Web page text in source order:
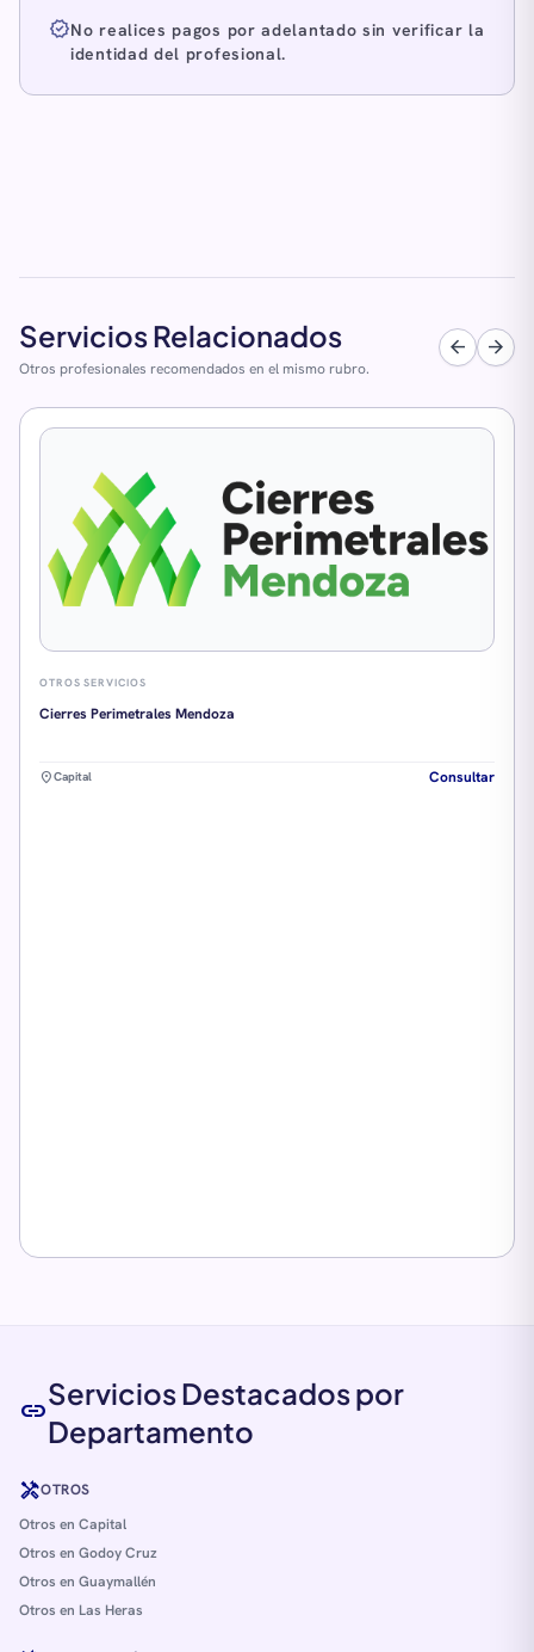
verifiedNo realices pagos por adelantado sin verificar la
identidad del profesional.
Servicios Relacionados
Otros profesionales recomendados en el mismo rubro.
arrow_back arrow_forward
OTROS SERVICIOS
Cierres Perimetrales Mendoza
location_onCapital Consultar
link
Servicios Destacados por
Departamento
handymanOTROS
Otros en Capital
Otros en Godoy Cruz
Otros en Guaymallén
Otros en Las Heras